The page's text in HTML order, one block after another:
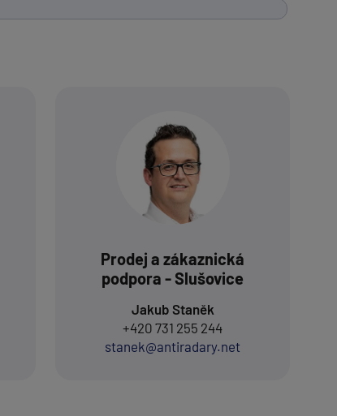
Prodej a zákaznická
podpora - Slušovice
Jakub Staněk
+420 731 255 244
stanek@antiradary.net